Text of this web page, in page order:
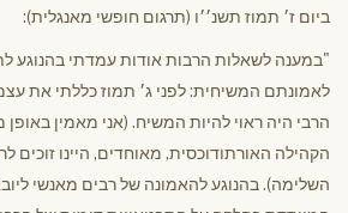
ביום ז׳ תמוז תשנ׳׳ו (תרגום חופשי מאנגלית):
"במענה לשאלות הרבות אודות עמדתי בהנוגע
לאמונתם המשיחית: לפני ג׳ תמוז כללתי את
הרבי היה ראוי להיות המשיח. (אני מאמין באופן
הקהילה האורתודוכסית, מאוחדים, היינו זוכים
השלימה). בהנוגע להאמונה של רבים מאנשי